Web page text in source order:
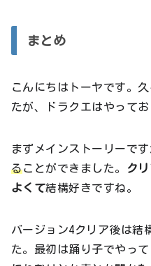
まとめ
こんにちはトーヤです。
たが、ドラクエはやってお
まずメインストーリーです
ることができました。
ク
よくて結構好きですね。
バージョン4クリア後は結
た。最初は踊り子でやっ